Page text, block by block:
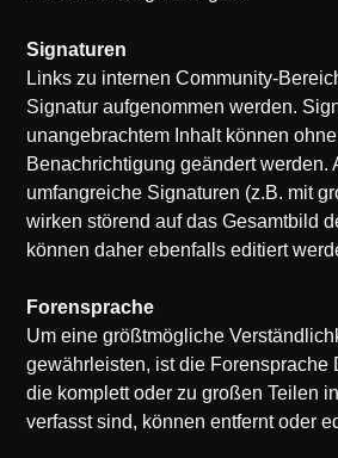
Signaturen
Links zu internen Community-
Signatur aufgenommen werden.
unangebrachtem Inhalt können
Benachrichtigung geändert werden.
umfangreiche Signaturen (z.B. mit
wirken störend auf das Gesamtbild
können daher ebenfalls editiert
Forensprache
Um eine größtmögliche
gewährleisten, ist die Forensprache
die komplett oder zu großen Teilen
verfasst sind, können entfernt oder